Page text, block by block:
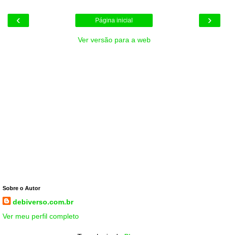
‹ ›
Página inicial
Ver versão para a web
Sobre o Autor
debiverso.com.br
Ver meu perfil completo